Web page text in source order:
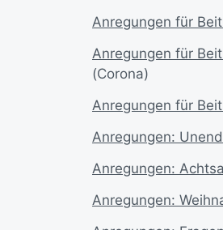
Anregungen für
Anregungen für
(Corona)
Anregungen für
Anregungen:
Anregungen:
Anregungen: